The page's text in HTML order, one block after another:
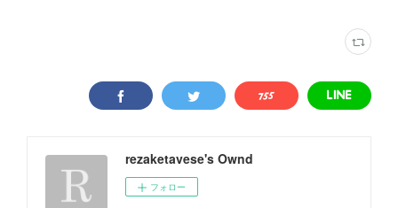
rezaketavese's Ownd
フォロー